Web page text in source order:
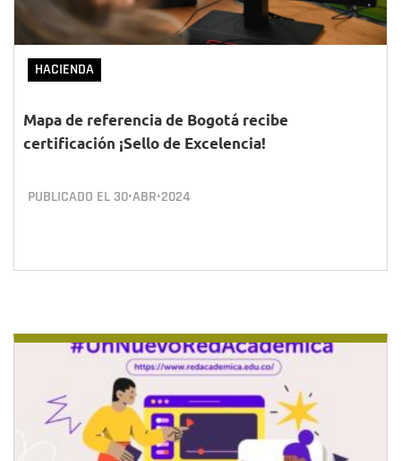
HACIENDA
Mapa de referencia de Bogotá recibe
certificación ¡Sello de Excelencia!
PUBLICADO EL 30•ABR•2024